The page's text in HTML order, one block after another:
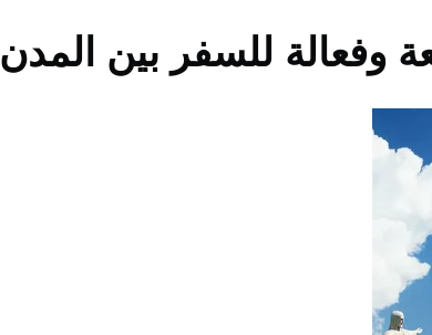
وفعالة للسفر بين المدن